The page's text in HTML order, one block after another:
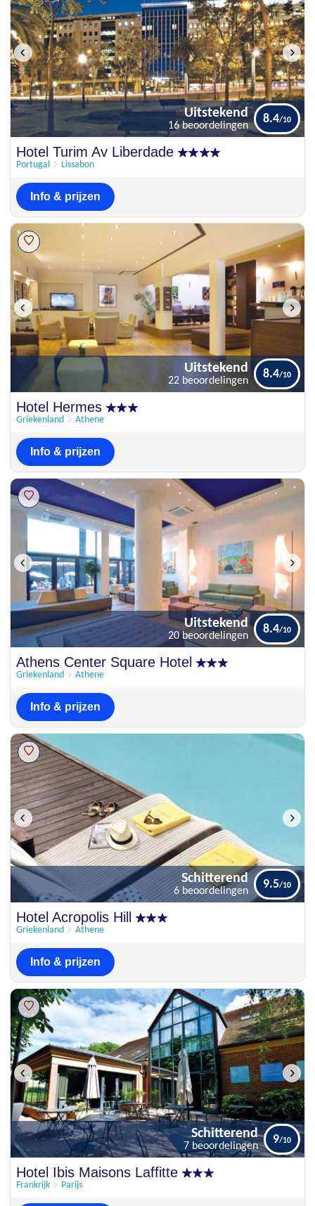
Uitstekend
Hotel Turim Av Liberdade
Portugal Lissabon
Uitstekend
16 beoordelingen
8.4
Info & prijzen
Hotel Hermes
Griekenland Athene
Uitstekend
22 beoordelingen
8.4
Info & prijzen
Uitstekend
Athens Center Square Hotel
Griekenland Athene
Uitstekend
20 beoordelingen
8.4
Info & prijzen
Hotel Acropolis Hill
Griekenland Athene
Schitterend
6 beoordelingen
9.5
Info & prijzen
Schitterend
Hotel Ibis Maisons Laffitte
Frankrijk Parijs
Schitterend
7 beoordelingen
9